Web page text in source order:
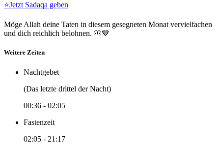
⭐Jetzt Sadaqa geben
Möge Allah deine Taten in diesem gesegneten Monat vervielfachen
und dich reichlich belohnen. 🤲💙
Weitere Zeiten
Nachtgebet
(Das letzte drittel der Nacht)
00:36 - 02:05
Fastenzeit
02:05 - 21:17